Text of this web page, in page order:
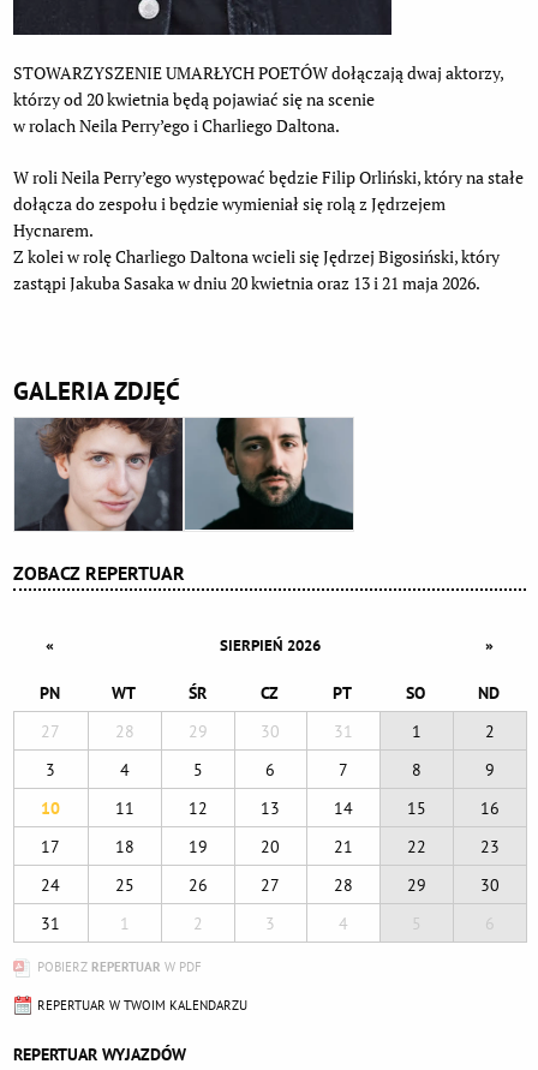
ZOBACZ REPERTUAR
« SIERPIEŃ 2026 »
PN WT ŚR CZ PT SO
ND
27
28 29 30 31 1
2
3
4 5 6 7 8
9
10
11 12 13 14 15
16
17
18 19 20 21 22
23
24
25 26 27 28 29
30
31
1 2 3 4 5 6
POBIERZ REPERTUAR W PDF
REPERTUAR W TWOIM KALENDARZU
REPERTUAR WYJAZDÓW
STOWARZYSZENIE UMARŁYCH POETÓW dołączają dwaj aktorzy,
którzy od 20 kwietnia będą pojawiać się na scenie
w rolach Neila Perry’ego i Charliego Daltona.
W roli Neila Perry’ego występować będzie Filip Orliński, który na stałe
dołącza do zespołu i będzie wymieniał się rolą z Jędrzejem
Hycnarem.
Z kolei w rolę Charliego Daltona wcieli się Jędrzej Bigosiński, który
zastąpi Jakuba Sasaka w dniu 20 kwietnia oraz 13 i 21 maja 2026.
GALERIA ZDJĘĆ